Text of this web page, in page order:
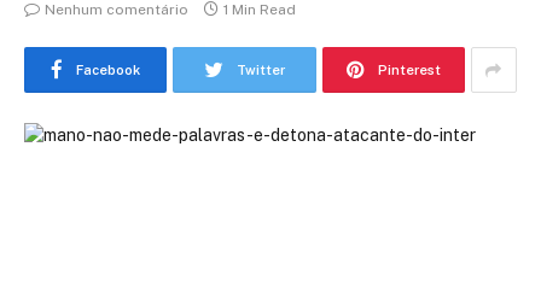
Nenhum comentário
1 Min Read
Facebook Twitter Pinterest